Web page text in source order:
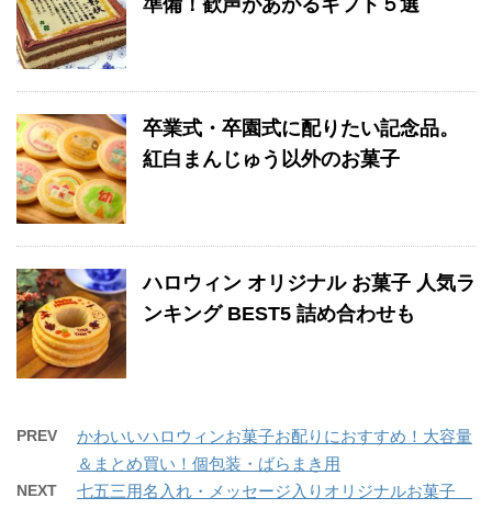
準備！歓声があがるギフト５選
卒業式・卒園式に配りたい記念品。
紅白まんじゅう以外のお菓子
ハロウィン オリジナル お菓子 人気ラ
ンキング BEST5 詰め合わせも
PREV
かわいいハロウィンお菓子お配りにおすすめ！大容量
＆まとめ買い！個包装・ばらまき用
NEXT
七五三用名入れ・メッセージ入りオリジナルお菓子